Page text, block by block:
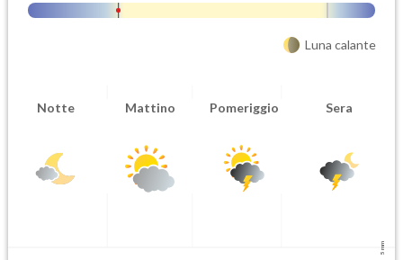
Orario inizio
Ora fine
08-07T
Luna calante
Notte Mattino Pomeriggio Sera
5 mm